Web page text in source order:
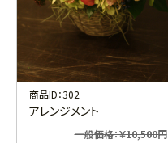
商品ID：302
アレンジメント
一般価格：￥10,500円